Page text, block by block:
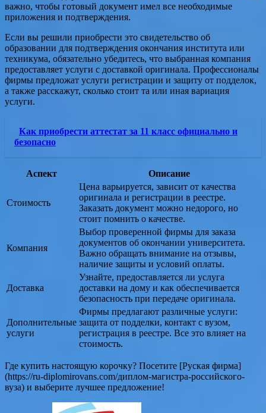
важно, чтобы готовый документ имел все необходимые
приложения и подтверждения.
Если вы решили приобрести это свидетельство об
образовании для подтверждения окончания института или
техникума, обязательно убедитесь, что выбранная компания
предоставляет услуги с доставкой оригинала. Профессионалы
фирмы предложат услуги регистрации и защиту от подделок,
а также расскажут, сколько стоит та или иная вариация
услуги.
Как приобрести аттестат за 11 класс официально и
безопасно
Аспект Описание
Стоимость
Цена варьируется, зависит от качества
оригинала и регистрации в реестре.
Заказать документ можно недорого, но
стоит помнить о качестве.
Компания
Выбор проверенной фирмы для заказа
документов об окончании университета.
Важно обращать внимание на отзывы,
наличие защиты и условий оплаты.
Доставка
Узнайте, предоставляется ли услуга
доставки на дому и как обеспечивается
безопасность при передаче оригинала.
Дополнительные
услуги
Фирмы предлагают различные услуги:
защита от подделки, контакт с вузом,
регистрация в реестре. Все это влияет на
стоимость.
Где купить настоящую корочку? Посетите [Руская фирма]
(https://ru-diplomirovans.com/диплом-магистра-российского-
вуза) и выберите лучшее предложение!